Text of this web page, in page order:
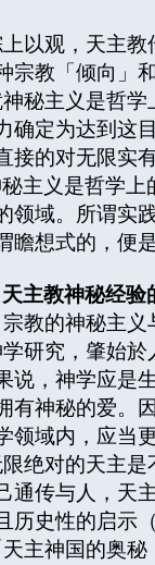
以观，天主教
宗教「倾向」
秘主义是哲学
确定为达到这
接的对无限实
主义是哲学上
领域。所谓实
瞻想式的，便
天主教神秘经验
教的神秘主义
研究，肇始於
说，神学应是
有神秘的爱。
领域内，应当
绝对的天主是
通传与人，天
历史性的启示
主神国的奥秘